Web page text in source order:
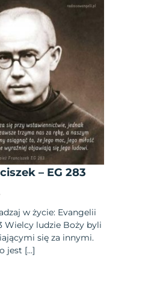
– EG 283
w życie: Evangelii
Wielcy ludzie Boży byli
się za innymi.
jest […]